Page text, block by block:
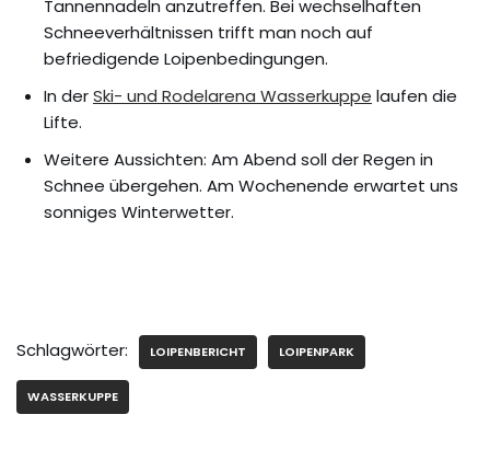
Tannennadeln anzutreffen. Bei wechselhaften
Schneeverhältnissen trifft man noch auf
befriedigende Loipenbedingungen.
In derSki- und Rodelarena Wasserkuppe laufen die
Lifte.
Weitere Aussichten: Am Abend soll der Regen in
Schnee übergehen. Am Wochenende erwartet uns
sonniges Winterwetter.
Schlagwörter: LOIPENBERICHT LOIPENPARK
WASSERKUPPE